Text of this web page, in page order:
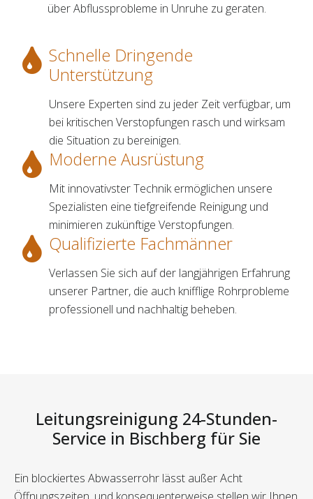
über Abflussprobleme in Unruhe zu geraten.
Schnelle Dringende
Unterstützung
Unsere Experten sind zu jeder Zeit verfügbar, um
bei kritischen Verstopfungen rasch und wirksam
die Situation zu bereinigen.
Moderne Ausrüstung
Mit innovativster Technik ermöglichen unsere
Spezialisten eine tiefgreifende Reinigung und
minimieren zukünftige Verstopfungen.
Qualifizierte Fachmänner
Verlassen Sie sich auf der langjährigen Erfahrung
unserer Partner, die auch knifflige Rohrprobleme
professionell und nachhaltig beheben.
Leitungsreinigung 24-Stunden-
Service in Bischberg für Sie
Ein blockiertes Abwasserrohr lässt außer Acht